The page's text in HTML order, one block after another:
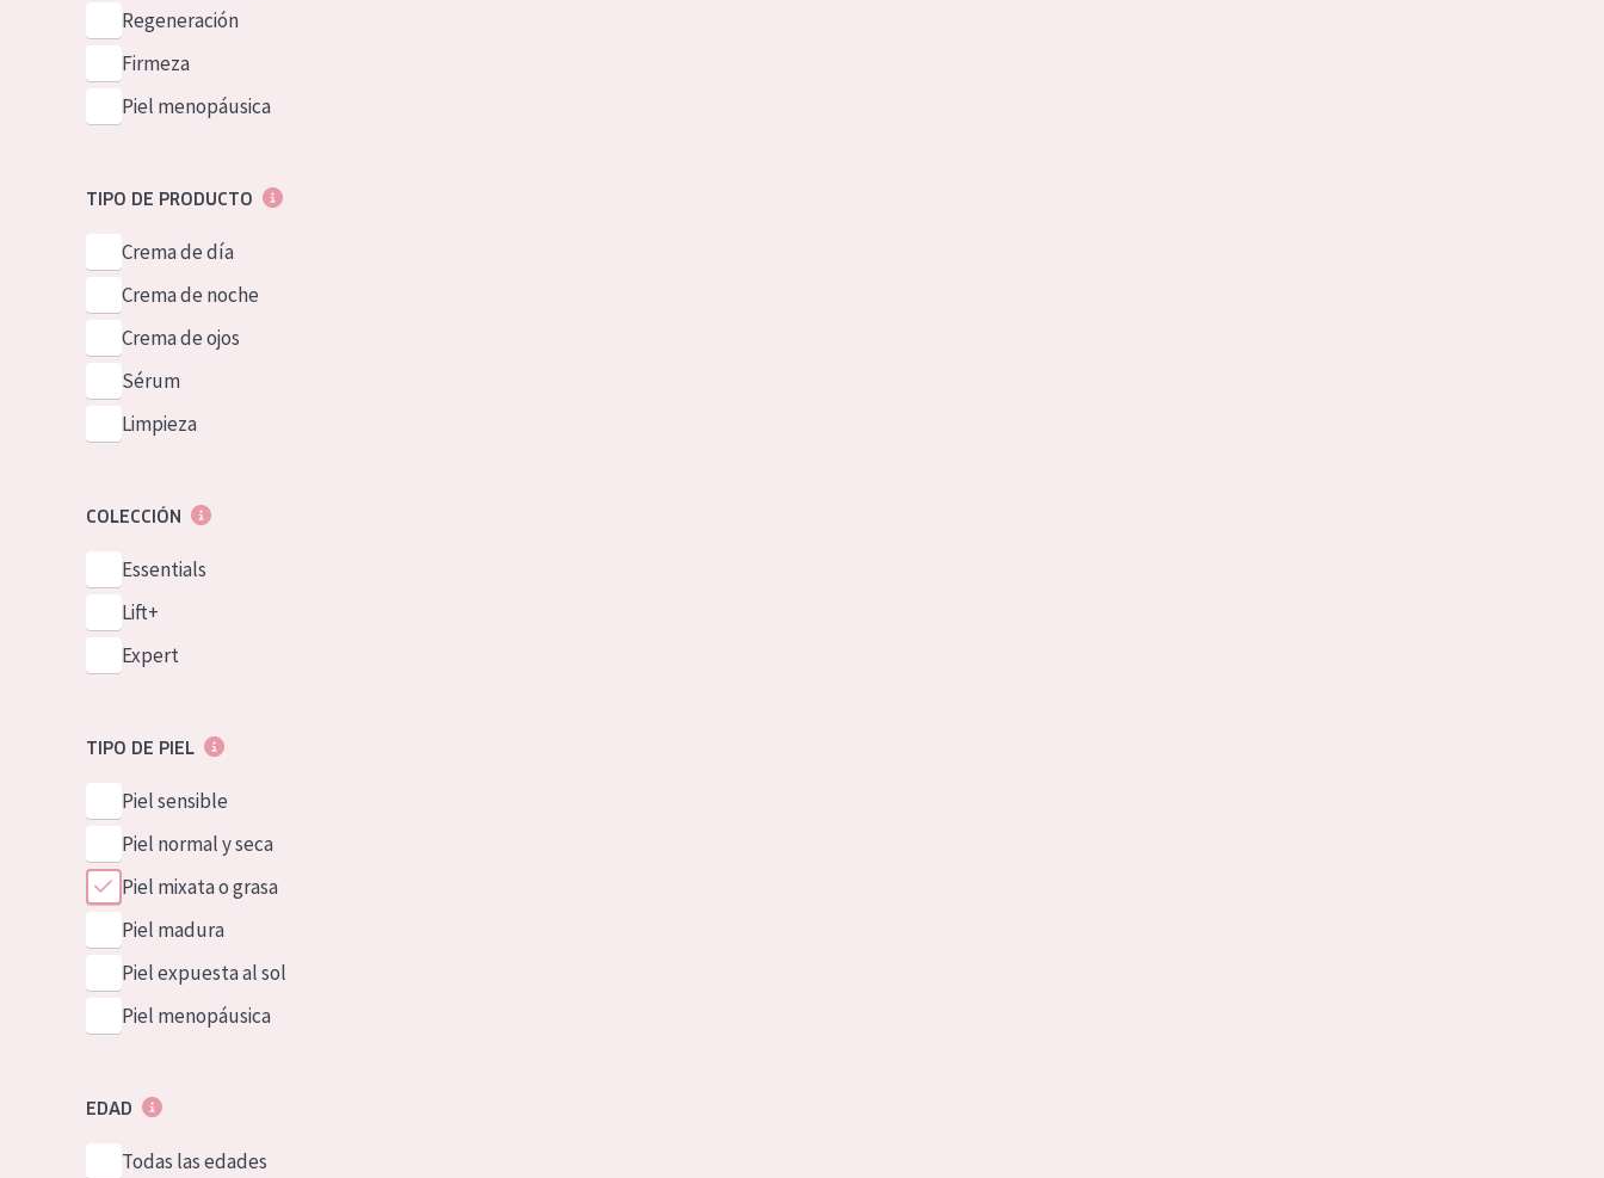
German
Spanish
Greek
Regeneración
Firmeza
Piel menopáusica
TIPO DE PRODUCTO
Crema de día
Crema de noche
Crema de ojos
Sérum
Limpieza
COLECCIÓN
Essentials
Lift+
Expert
TIPO DE PIEL
Piel sensible
Piel normal y seca
Piel mixata o grasa
Piel madura
Piel expuesta al sol
Piel menopáusica
EDAD
Todas las edades